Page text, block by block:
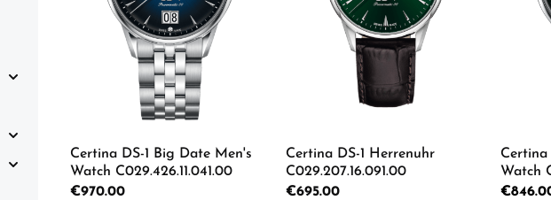
Certina DS-1 Big Date Men's
Watch C029.426.11.041.00
Regular price:
€970.00
Certina DS-1 Herrenuhr
C029.207.16.091.00
Regular price:
€695.00
Certina
Watch
Sale